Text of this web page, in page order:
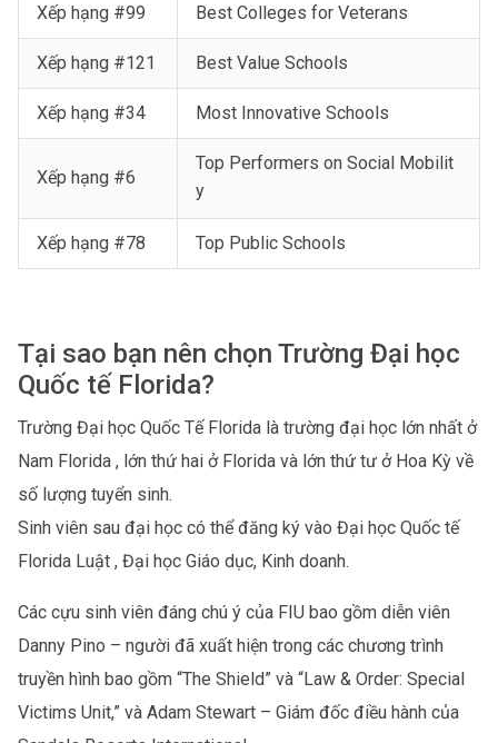
Xếp hạng #99 Best Colleges for Veterans
Xếp hạng #121 Best Value Schools
Xếp hạng #34 Most Innovative Schools
Xếp hạng #6
Top Performers on Social Mobilit
y
Xếp hạng #78 Top Public Schools
Tại sao bạn nên chọn Trường Đại học
Quốc tế Florida?
Trường Đại học Quốc Tế Florida là trường đại học lớn nhất ở
Nam Florida , lớn thứ hai ở Florida và lớn thứ tư ở Hoa Kỳ về
số lượng tuyển sinh.
Sinh viên sau đại học có thể đăng ký vào Đại học Quốc tế
Florida Luật , Đại học Giáo dục, Kinh doanh.
Các cựu sinh viên đáng chú ý của FIU bao gồm diễn viên
Danny Pino – người đã xuất hiện trong các chương trình
truyền hình bao gồm “The Shield” và “Law & Order: Special
Victims Unit,” và Adam Stewart – Giám đốc điều hành của